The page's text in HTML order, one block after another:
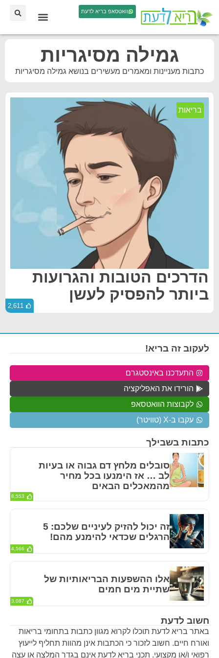
וואטסאפ בריא לדעת
גמילה מסיגריות
כתבות מעניינות ומאמרים מעשירים בנושא גמילה מסיגריות
בריאות
הדרכים הטובות והגרועות
ביותר להפסיק לעשן
2,611
חשוב לדעת
באתר בריא לדעת תוכלו לקרוא מגוון כתבות בתחומי בריאות
ואורח חיים. חשוב לזכור כי הכתבות אינן מהוות תחליף לייעוץ
רפואי ו/או מקצועי. תכני בריא לדעת אינם בגדר המלצה או עצה
כתבות בשבילך
סובלים מלחץ דם גבוה או בעיות
לב … אז הימנעו בכל מחיר
מהמאכלים הבאים
8,553
זה יכול להזיק לעיניים שלכם: 5
הרגלים שכדאי להימנע מהם!
4,566
אלו ההשפעות הבריאותיות של
שתיית מים חמים
3,087
לעקוב זה בריא!
התעדכנו באינסטגרם
הורידו את האפליקציה
לקבוצות הוואטסאפ
עקבו ב-X (טוויטר)